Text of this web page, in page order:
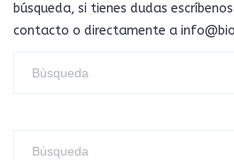
búsqueda, si tienes dudas
contacto o directamente a